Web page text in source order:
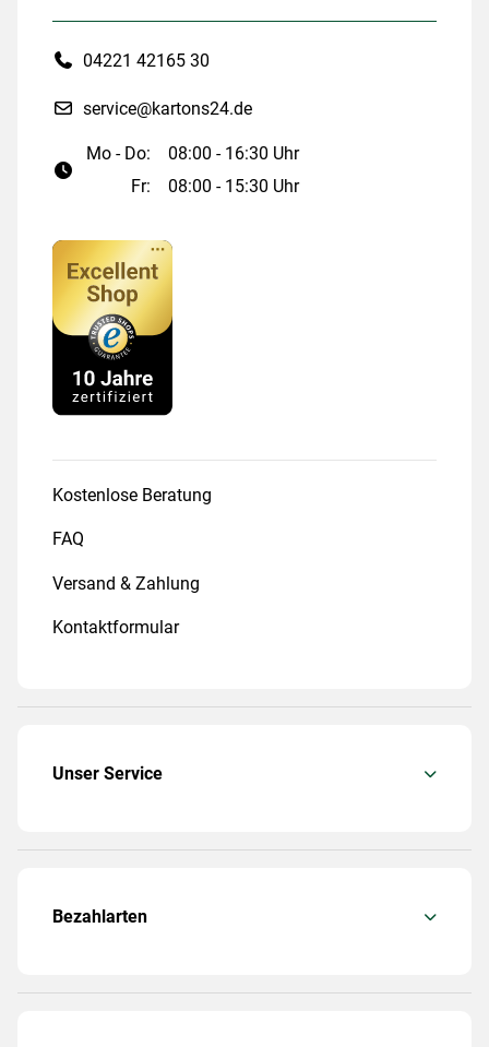
04221 42165 30
service@kartons24.de
Mo - Do:
08:00 - 16:30 Uhr
Fr:
08:00 - 15:30 Uhr
Kostenlose Beratung
FAQ
Versand & Zahlung
Kontaktformular
Unser Service
Bezahlarten